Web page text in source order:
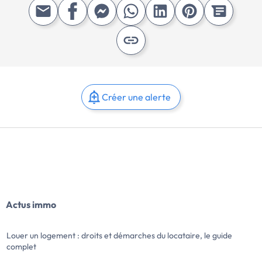
Créer une alerte
Actus immo
Louer un logement : droits et démarches du locataire, le guide
complet